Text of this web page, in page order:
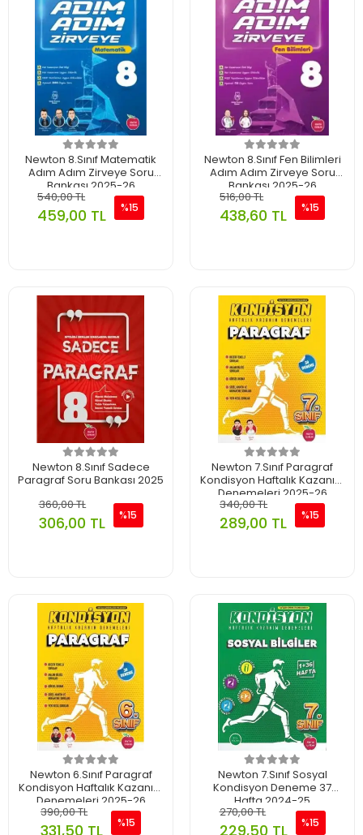
Newton 8.Sınıf Matematik
Adım Adım Zirveye Soru
Bankası 2025-26
540,00 TL
459,00 TL %15
Newton 8.Sınıf Fen Bilimleri
Adım Adım Zirveye Soru
Bankası 2025-26
516,00 TL
438,60 TL %15
Newton 8.Sınıf Sadece
Paragraf Soru Bankası 2025
360,00 TL
306,00 TL %15
Newton 7.Sınıf Paragraf
Kondisyon Haftalık Kazanım
Denemeleri 2025-26
340,00 TL
289,00 TL %15
Newton 6.Sınıf Paragraf
Kondisyon Haftalık Kazanım
Denemeleri 2025-26
390,00 TL
331,50 TL %15
Newton 7.Sınıf Sosyal
Kondisyon Deneme 37
Hafta 2024-25
270,00 TL
229,50 TL %15